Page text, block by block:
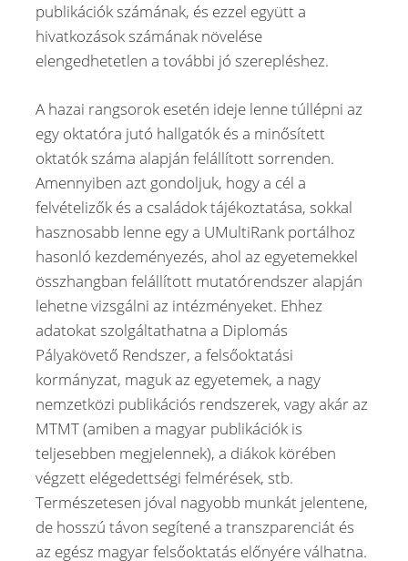
publikációk számának, és ezzel együtt a
hivatkozások számának növelése
elengedhetetlen a további jó szerepléshez.
A hazai rangsorok esetén ideje lenne túllépni az
egy oktatóra jutó hallgatók és a minősített
oktatók száma alapján felállított sorrenden.
Amennyiben azt gondoljuk, hogy a cél a
felvételizők és a családok tájékoztatása, sokkal
hasznosabb lenne egy a UMultiRank portálhoz
hasonló kezdeményezés, ahol az egyetemekkel
összhangban felállított mutatórendszer alapján
lehetne vizsgálni az intézményeket. Ehhez
adatokat szolgáltathatna a Diplomás
Pályakövető Rendszer, a felsőoktatási
kormányzat, maguk az egyetemek, a nagy
nemzetközi publikációs rendszerek, vagy akár az
MTMT (amiben a magyar publikációk is
teljesebben megjelennek), a diákok körében
végzett elégedettségi felmérések, stb.
Természetesen jóval nagyobb munkát jelentene,
de hosszú távon segítené a transzparenciát és
az egész magyar felsőoktatás előnyére válhatna.